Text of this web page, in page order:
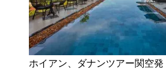
ホイアン、ダナンツアー関空発